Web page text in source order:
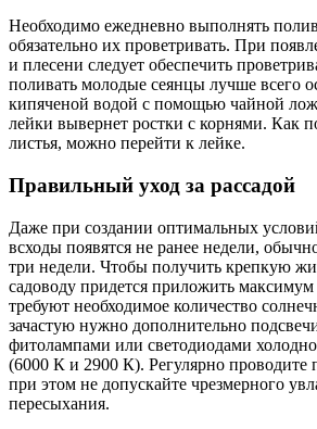
Необходимо ежедневно выполнять
обязательно их проветривать. При
и плесени следует обеспечить
поливать молодые сеянцы лучше всего
кипяченой водой с помощью чайной
лейки вывернет ростки с корнями. Как
листья, можно перейти к лейке.
Правильный уход за рассадой
Даже при создании оптимальных
всходы появятся не ранее недели,
три недели. Чтобы получить крепкую
садоводу придется приложить
требуют необходимое количество
зачастую нужно дополнительно
фитолампами или светодиодами
(6000 К и 2900 К). Регулярно проводите
при этом не допускайте чрезмерного
пересыхания.